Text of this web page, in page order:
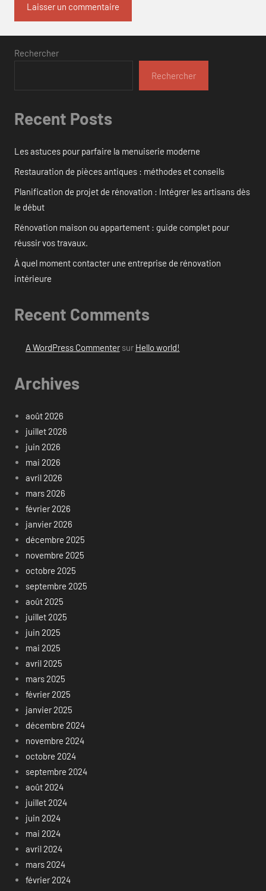
Rechercher
Rechercher
Recent Posts
Les astuces pour parfaire la menuiserie moderne
Restauration de pièces antiques : méthodes et conseils
Planification de projet de rénovation : Intégrer les artisans dès
le début
Rénovation maison ou appartement : guide complet pour
réussir vos travaux.
À quel moment contacter une entreprise de rénovation
intérieure
Recent Comments
A WordPress Commentersur Hello world!
Archives
août 2026
juillet 2026
juin 2026
mai 2026
avril 2026
mars 2026
février 2026
janvier 2026
décembre 2025
novembre 2025
octobre 2025
septembre 2025
août 2025
juillet 2025
juin 2025
mai 2025
avril 2025
mars 2025
février 2025
janvier 2025
décembre 2024
novembre 2024
octobre 2024
septembre 2024
août 2024
juillet 2024
juin 2024
mai 2024
avril 2024
mars 2024
février 2024